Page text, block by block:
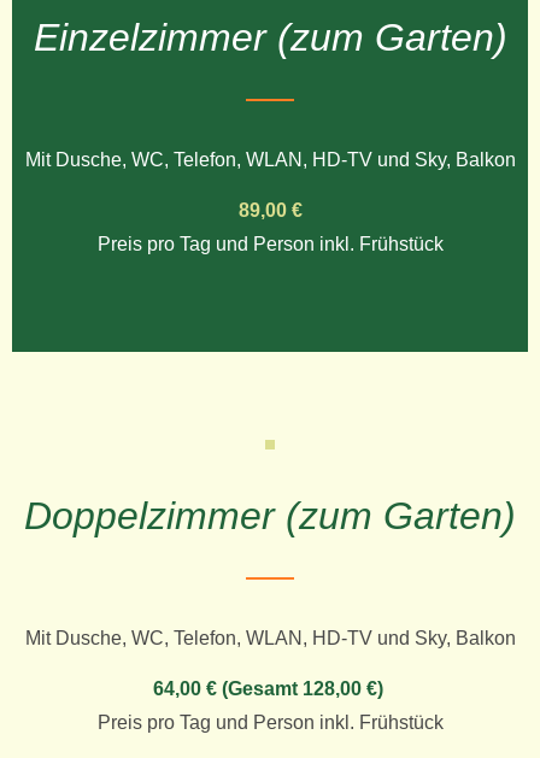
Einzelzimmer (zum Garten)
Mit Dusche, WC, Telefon, WLAN, HD-TV und Sky, Balkon
89,00 €
Preis pro Tag und Person inkl. Frühstück
Doppelzimmer (zum Garten)
Mit Dusche, WC, Telefon, WLAN, HD-TV und Sky, Balkon
64,00 € (Gesamt 128,00 €)
Preis pro Tag und Person inkl. Frühstück